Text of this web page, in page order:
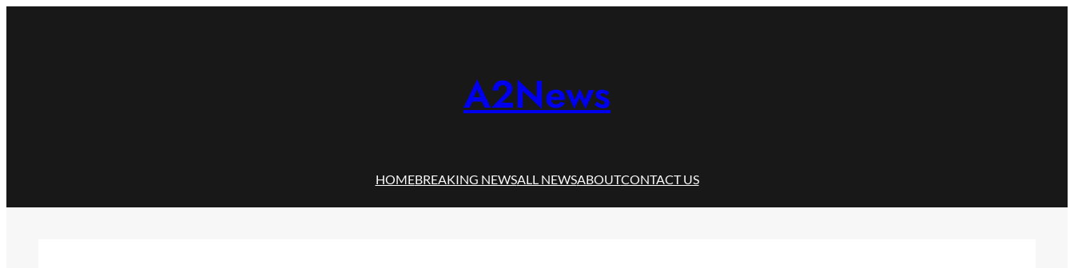
A2News
HOMEBREAKING NEWSALL NEWSABOUTCONTACT US